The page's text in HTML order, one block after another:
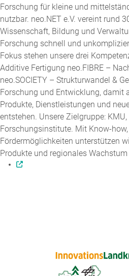
Forschung für kleine und
nutzbar. neo.NET e.V. vereint rund
Wissenschaft, Bildung und
Forschung schnell und
Fokus stehen unsere drei
Additive Fertigung neo.FIBRE –
neo.SOCIETY – Strukturwandel &
Forschung und Entwicklung, damit
Produkte, Dienstleistungen und
entstehen. Unsere Zielgruppe:
Forschungsinstitute. Mit Know-
Fördermöglichkeiten unterstützen
Produkte und regionales